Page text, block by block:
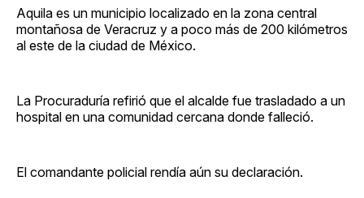
Aquila es un municipio localizado en la zona central
montañosa de Veracruz y a poco más de 200 kilómetros
al este de la ciudad de México.
La Procuraduría refirió que el alcalde fue trasladado a un
hospital en una comunidad cercana donde falleció.
El comandante policial rendía aún su declaración.